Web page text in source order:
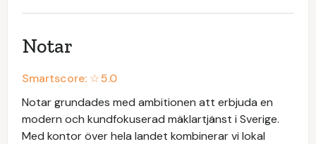
Notar
Smartscore: ☆5.0
Notar grundades med ambitionen att erbjuda en
modern och kundfokuserad mäklartjänst i Sverige.
Med kontor över hela landet kombinerar vi lokal